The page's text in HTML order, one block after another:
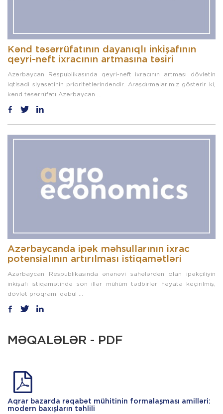
Kənd təsərrüfatının dayanıqlı inkişafının
qeyri-neft ixracının artmasına təsiri
Azərbaycan Respublikasında qeyri-neft ixracının artması dövlətin
iqtisadi siyasətinin prioritetlərindəndir. Araşdırmalarımız göstərir ki,
kənd təsərrüfatı Azərbaycan ...
Azərbaycanda ipək məhsullarının ixrac
potensialının artırılması istiqamətləri
Azərbaycan Respublikasında ənənəvi sahələrdən olan ipəkçiliyin
inkişafı istiqamətində son illər mühüm tədbirlər həyata keçirilmiş,
dövlət proqramı qəbul ...
MƏQALƏLƏR - PDF
Aqrar bazarda rəqabət mühitinin formalaşması amilləri:
modern baxışların təhlili